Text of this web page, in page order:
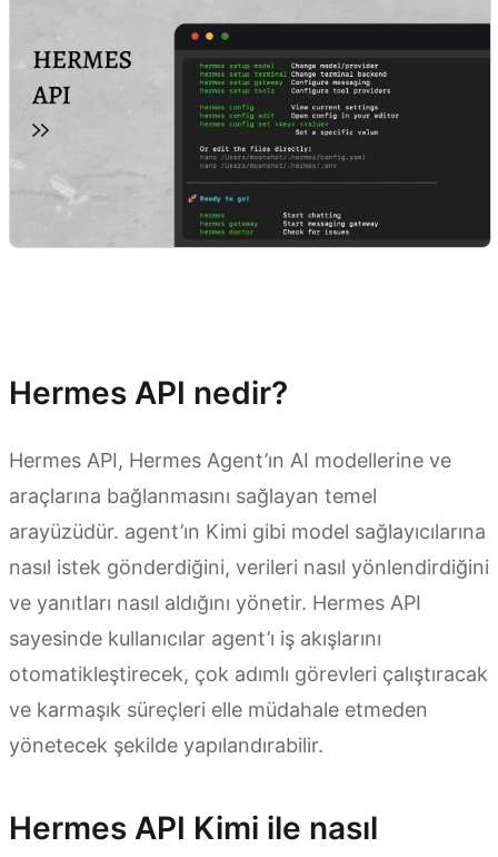
Hermes API nedir?
Hermes API, Hermes Agent’ın AI modellerine ve
araçlarına bağlanmasını sağlayan temel
arayüzüdür. agent’ın Kimi gibi model sağlayıcılarına
nasıl istek gönderdiğini, verileri nasıl yönlendirdiğini
ve yanıtları nasıl aldığını yönetir. Hermes API
sayesinde kullanıcılar agent’ı iş akışlarını
otomatikleştirecek, çok adımlı görevleri çalıştıracak
ve karmaşık süreçleri elle müdahale etmeden
yönetecek şekilde yapılandırabilir.
Hermes API Kimi ile nasıl